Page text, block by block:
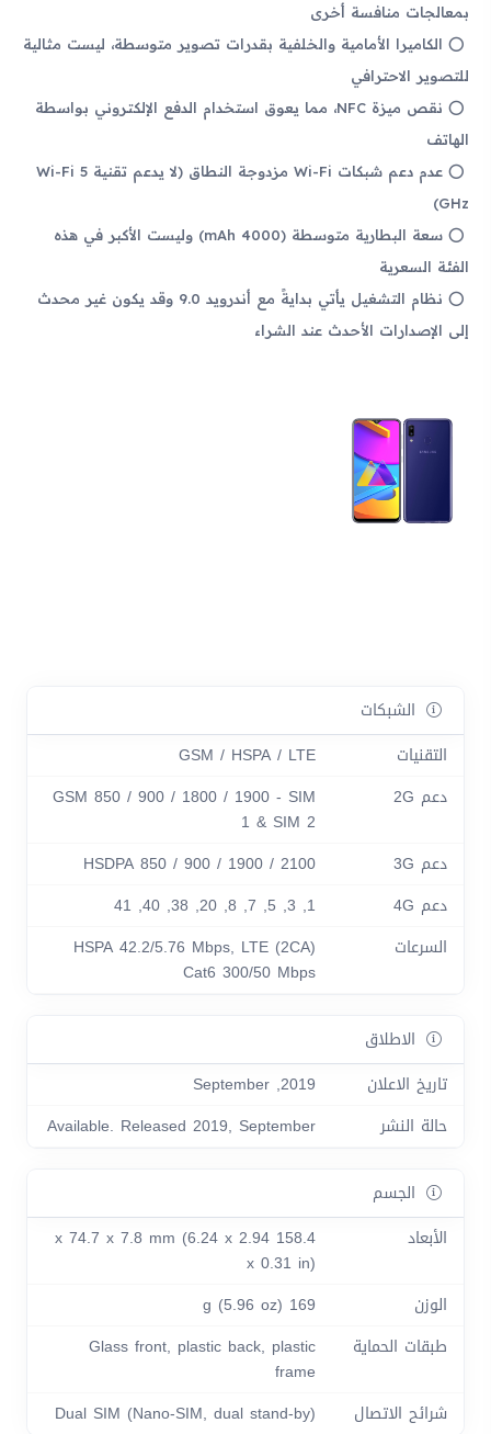
بمعالجات منافسة أخرى
الكاميرا الأمامية والخلفية بقدرات تصوير متوسطة، ليست مثالية
للتصوير الاحترافي
نقص ميزة NFC، مما يعوق استخدام الدفع الإلكتروني بواسطة
الهاتف
عدم دعم شبكات Wi-Fi مزدوجة النطاق (لا يدعم تقنية Wi-Fi 5
GHz)
سعة البطارية متوسطة (4000 mAh) وليست الأكبر في هذه
الفئة السعرية
نظام التشغيل يأتي بدايةً مع أندرويد 9.0 وقد يكون غير محدث
إلى الإصدارات الأحدث عند الشراء
الشبكات
التقنيات
GSM / HSPA / LTE
دعم 2G
GSM 850 / 900 / 1800 / 1900 - SIM
1 & SIM 2
دعم 3G
HSDPA 850 / 900 / 1900 / 2100
دعم 4G
1, 3, 5, 7, 8, 20, 38, 40, 41
السرعات
HSPA 42.2/5.76 Mbps, LTE (2CA)
Cat6 300/50 Mbps
الاطلاق
تاريخ الاعلان
2019, September
حالة النشر
Available. Released 2019, September
الجسم
الأبعاد
158.4 x 74.7 x 7.8 mm (6.24 x 2.94
x 0.31 in)
الوزن
169 g (5.96 oz)
طبقات الحماية
Glass front, plastic back, plastic
frame
شرائح الاتصال
Dual SIM (Nano-SIM, dual stand-by)